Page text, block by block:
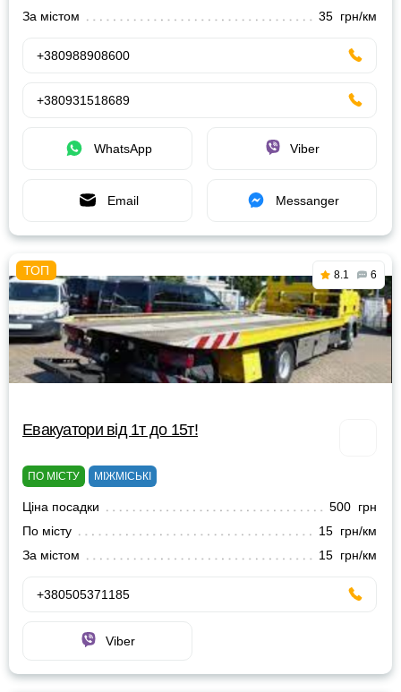
За містом
35 грн/км
+380988908600
+380931518689
WhatsApp Viber
Email Messanger
8.1 6
Евакуатори від 1т до 15т!
ПО МІСТУ МІЖМІСЬКІ
Ціна посадки
500 грн
По місту
15 грн/км
За містом
15 грн/км
+380505371185
Viber